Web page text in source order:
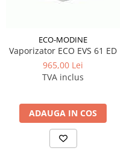
ECO-MODINE
Vaporizator ECO EVS 61 ED
965,00 Lei
TVA inclus
ADAUGA IN COS